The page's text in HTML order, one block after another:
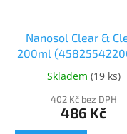
Nanosol Clear &
200ml
Skladem (19 ks)
402 Kč bez DPH
486 Kč